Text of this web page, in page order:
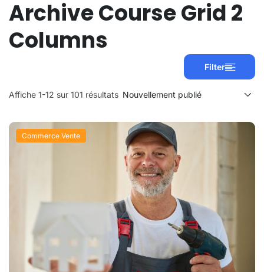
Archive Course Grid 2
Columns
Filter
Affiche 1-12 sur 101 résultats
Commerce Vente